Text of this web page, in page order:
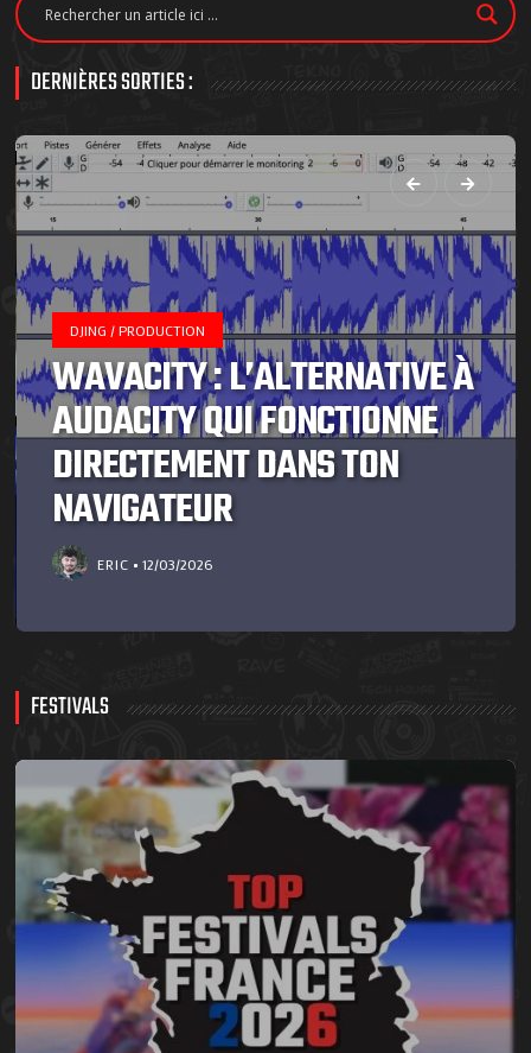
DERNIÈRES SORTIES :
DJING / PRODUCTION
WAVACITY : L’ALTERNATIVE À
AUDACITY QUI FONCTIONNE
DIRECTEMENT DANS TON
NAVIGATEUR
ERIC 12/03/2026
FESTIVALS